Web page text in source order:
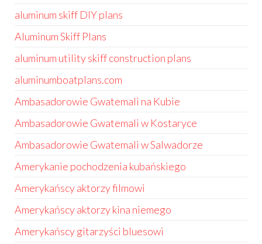
aluminum skiff DIY plans
Aluminum Skiff Plans
aluminum utility skiff construction plans
aluminumboatplans.com
Ambasadorowie Gwatemali na Kubie
Ambasadorowie Gwatemali w Kostaryce
Ambasadorowie Gwatemali w Salwadorze
Amerykanie pochodzenia kubańskiego
Amerykańscy aktorzy filmowi
Amerykańscy aktorzy kina niemego
Amerykańscy gitarzyści bluesowi